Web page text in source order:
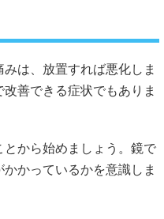
は、放置すれば悪化しま
善できる症状でもありま
とから始めましょう。鏡で
かっているかを意識しま